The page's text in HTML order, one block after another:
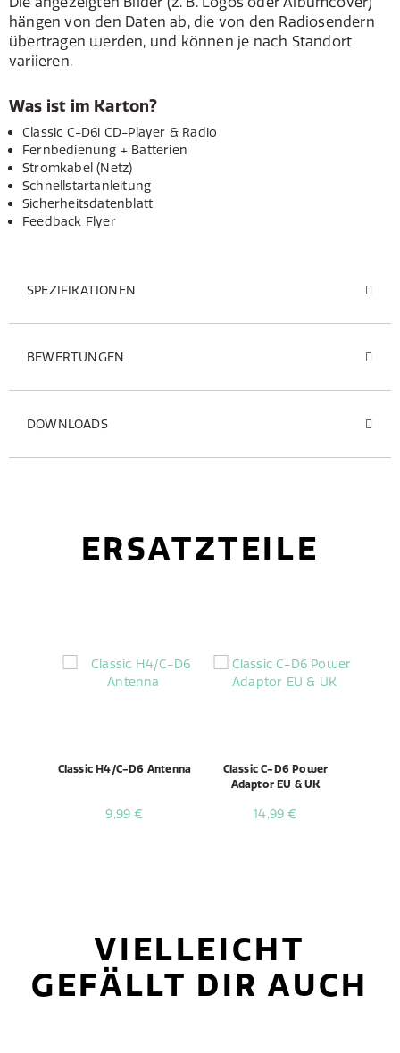
hängen von den Daten ab, die von den Radiosendern
übertragen werden, und können je nach Standort
variieren.
Was ist im Karton?
Classic C-D6i CD-Player & Radio
Fernbedienung + Batterien
Stromkabel (Netz)
Schnellstartanleitung
Sicherheitsdatenblatt
Feedback Flyer
SPEZIFIKATIONEN
BEWERTUNGEN
DOWNLOADS
ERSATZTEILE
Classic H4/C-D6 Antenna
9,99 €
Classic C-D6 Power
Adaptor EU & UK
14,99 €
VIELLEICHT
GEFÄLLT DIR AUCH